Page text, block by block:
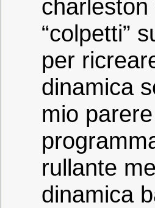
“colpetti”
per
dinamica
mio
rullante
dinamica